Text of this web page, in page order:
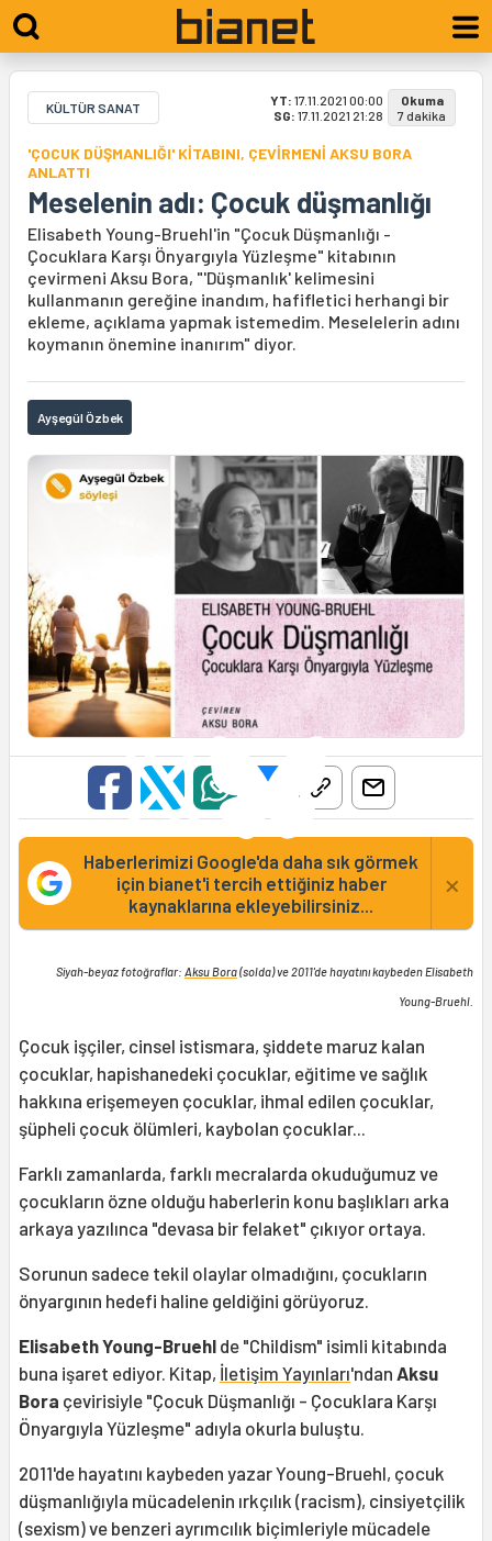
KÜLTÜR SANAT YT: 17.11.2021 00:00
SG: 17.11.2021 21:28
Okuma
7 dakika
'ÇOCUK DÜŞMANLIĞI' KİTABINI, ÇEVİRMENİ AKSU BORA
ANLATTI
Meselenin adı: Çocuk düşmanlığı
Elisabeth Young-Bruehl'in "Çocuk Düşmanlığı -
Çocuklara Karşı Önyargıyla Yüzleşme" kitabının
çevirmeni Aksu Bora, "'Düşmanlık' kelimesini
kullanmanın gereğine inandım, hafifletici herhangi bir
ekleme, açıklama yapmak istemedim. Meselelerin adını
koymanın önemine inanırım" diyor.
Ayşegül Özbek
Haberlerimizi Google'da daha sık görmek
için bianet'i tercih ettiğiniz haber
kaynaklarına ekleyebilirsiniz...
×
Siyah-beyaz fotoğraflar: Aksu Bora(solda) ve 2011'de hayatını kaybeden Elisabeth
Young-Bruehl.
Çocuk işçiler, cinsel istismara, şiddete maruz kalan
çocuklar, hapishanedeki çocuklar, eğitime ve sağlık
hakkına erişemeyen çocuklar, ihmal edilen çocuklar,
şüpheli çocuk ölümleri, kaybolan çocuklar...
Farklı zamanlarda, farklı mecralarda okuduğumuz ve
çocukların özne olduğu haberlerin konu başlıkları arka
arkaya yazılınca "devasa bir felaket" çıkıyor ortaya.
Sorunun sadece tekil olaylar olmadığını, çocukların
önyargının hedefi haline geldiğini görüyoruz.
Elisabeth Young-Bruehl de "Childism" isimli kitabında
buna işaret ediyor. Kitap, İletişim Yayınları'ndan Aksu
Bora çevirisiyle "Çocuk Düşmanlığı - Çocuklara Karşı
Önyargıyla Yüzleşme" adıyla okurla buluştu.
2011'de hayatını kaybeden yazar Young-Bruehl, çocuk
düşmanlığıyla mücadelenin ırkçılık (racism), cinsiyetçilik
(sexism) ve benzeri ayrımcılık biçimleriyle mücadele